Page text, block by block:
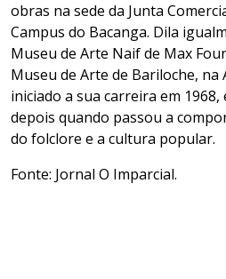
obras na sede da Junta
Campus do Bacanga. Dila
Museu de Arte Naif de Max
Museu de Arte de Bariloche, na
iniciado a sua carreira em 1968,
depois quando passou a
do folclore e a cultura popular.
Fonte: Jornal O Imparcial.